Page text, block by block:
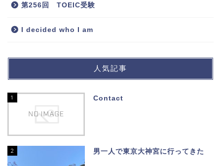
第256回 TOEIC受験
I decided who I am
人気記事
1 Contact
2 男一人で東京大神宮に行ってきた